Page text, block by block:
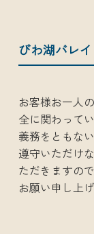
びわ湖バレ
お客様お一人
全に関わって
義務をともな
遵守いただけ
ただきますの
お願い申し上げ